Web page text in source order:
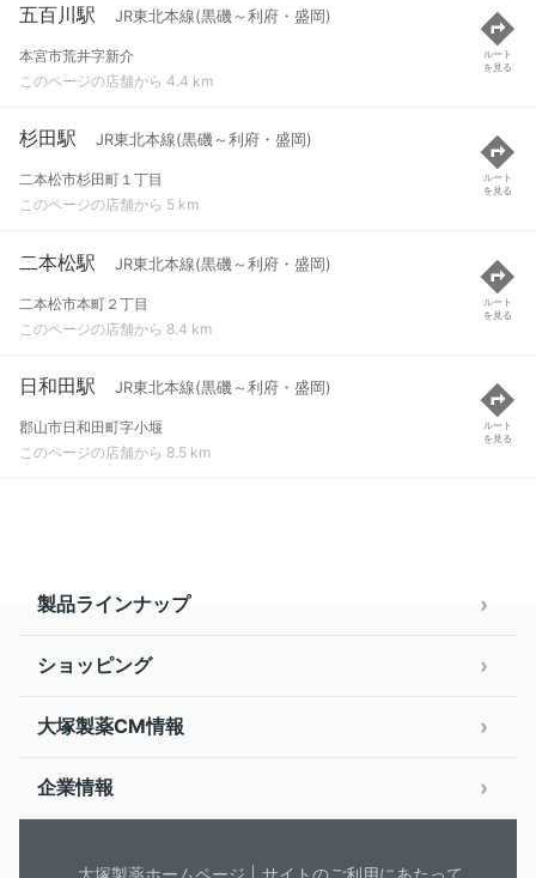
五百川駅 JR東北本線(黒磯～利府・盛岡)
本宮市荒井字新介
このページの店舗から 4.4 km
ルート
を見る
杉田駅 JR東北本線(黒磯～利府・盛岡)
二本松市杉田町１丁目
このページの店舗から 5 km
ルート
を見る
二本松駅 JR東北本線(黒磯～利府・盛岡)
二本松市本町２丁目
このページの店舗から 8.4 km
ルート
を見る
日和田駅 JR東北本線(黒磯～利府・盛岡)
郡山市日和田町字小堰
このページの店舗から 8.5 km
ルート
を見る
製品ラインナップ
ショッピング
大塚製薬CM情報
企業情報